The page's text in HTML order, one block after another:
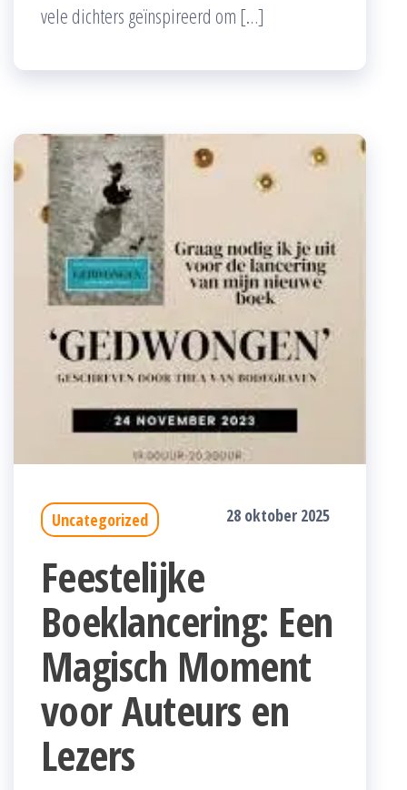
vele dichters geïnspireerd om […]
Uncategorized 28 oktober 2025
Feestelijke
Boeklancering: Een
Magisch Moment
voor Auteurs en
Lezers